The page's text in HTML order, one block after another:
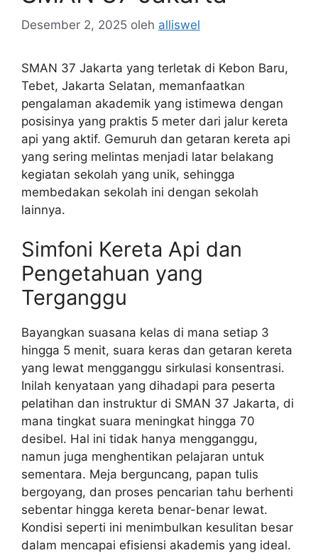
Desember 2, 2025 oleh alliswel
SMAN 37 Jakarta yang terletak di Kebon Baru,
Tebet, Jakarta Selatan, memanfaatkan
pengalaman akademik yang istimewa dengan
posisinya yang praktis 5 meter dari jalur kereta
api yang aktif. Gemuruh dan getaran kereta api
yang sering melintas menjadi latar belakang
kegiatan sekolah yang unik, sehingga
membedakan sekolah ini dengan sekolah
lainnya.
Simfoni Kereta Api dan
Pengetahuan yang
Terganggu
Bayangkan suasana kelas di mana setiap 3
hingga 5 menit, suara keras dan getaran kereta
yang lewat mengganggu sirkulasi konsentrasi.
Inilah kenyataan yang dihadapi para peserta
pelatihan dan instruktur di SMAN 37 Jakarta, di
mana tingkat suara meningkat hingga 70
desibel. Hal ini tidak hanya mengganggu,
namun juga menghentikan pelajaran untuk
sementara. Meja berguncang, papan tulis
bergoyang, dan proses pencarian tahu berhenti
sebentar hingga kereta benar-benar lewat.
Kondisi seperti ini menimbulkan kesulitan besar
dalam mencapai efisiensi akademis yang ideal.